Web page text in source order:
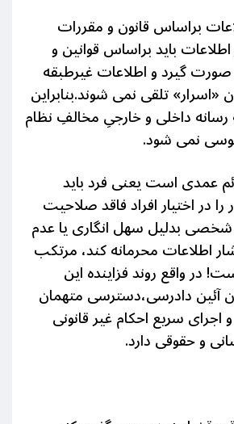
براساس قانون و مقررات
باید براساس قوانین و
گیرد و اطلاعات غیرطبقه
«اسرار» تلقی نمی شوند.بنابراین
رسانه داخلی و خارجیِ مخالفِ نظام
نمی شود.
عمدی است یعنی فرد باید
را در اختیار افراد فاقد صلاحیت
بدلیل سهل انگاری یا عدم
اطلاعات محرمانه کند، مرتکب
در واقع روند فزاینده این
آئین دادرسی،دسترسی متهمان
سریع احکام غیر قانونی
و حقوقی دارد.